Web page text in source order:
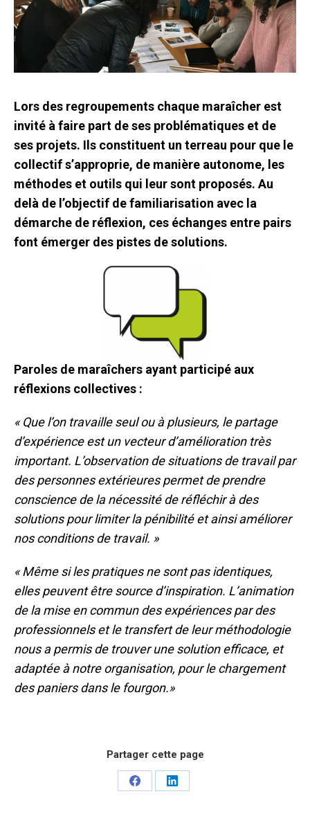
Lors des regroupements chaque maraîcher est
invité à faire part de ses problématiques et de
ses projets. Ils constituent un terreau pour que le
collectif s’approprie, de manière autonome, les
méthodes et outils qui leur sont proposés. Au
delà de l’objectif de familiarisation avec la
démarche de réflexion, ces échanges entre pairs
font émerger des pistes de solutions.
Paroles de maraîchers ayant participé aux
réflexions collectives :
« Que l’on travaille seul ou à plusieurs, le partage
d’expérience est un vecteur d’amélioration très
important. L’observation de situations de travail par
des personnes extérieures permet de prendre
conscience de la nécessité de réfléchir à des
solutions pour limiter la pénibilité et ainsi améliorer
nos conditions de travail. »
« Même si les pratiques ne sont pas identiques,
elles peuvent être source d’inspiration. L’animation
de la mise en commun des expériences par des
professionnels et le transfert de leur méthodologie
nous a permis de trouver une solution efficace, et
adaptée à notre organisation, pour le chargement
des paniers dans le fourgon.»
Partager cette page
Share
Share